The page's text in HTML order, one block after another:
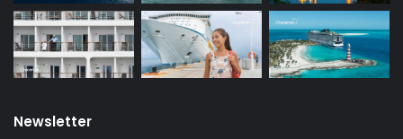
Newsletter